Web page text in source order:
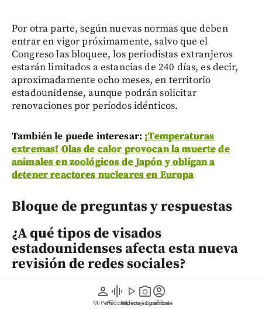
person
Mi Perfil
graphic_eq
Pódcast
play_arrow
Videos
photo_camera
Reportajes gráficos
account_circle
Suscríbete
Por otra parte, según nuevas normas que deben
entrar en vigor próximamente, salvo que el
Congreso las bloquee, los periodistas extranjeros
estarán limitados a estancias de 240 días, es decir,
aproximadamente ocho meses, en territorio
estadounidense, aunque podrán solicitar
renovaciones por períodos idénticos.
También le puede interesar: ¡Temperaturas
extremas! Olas de calor provocan la muerte de
animales en zoológicos de Japón y obligan a
detener reactores nucleares en Europa
Bloque de preguntas y respuestas
¿A qué tipos de visados
estadounidenses afecta esta nueva
revisión de redes sociales?
La medida aplica a visados para periodistas
extranjeros, ciertos ciudadanos de México y Canadá,